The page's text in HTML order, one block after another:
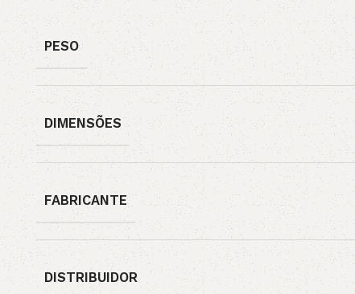
PESO
DIMENSÕES
FABRICANTE
DISTRIBUIDOR